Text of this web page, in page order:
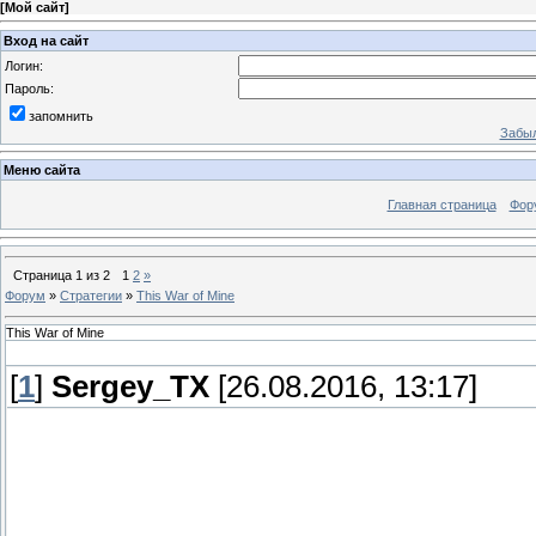
[Мой сайт]
Вход на сайт
Логин:
Пароль:
запомнить
Меню сайта
Главная страница
Страница 1 из 2 1 2 »
Форум » Стратегии » This War of Mine
This War of Mine
[1] Sergey_TX [26.08.2016, 13:17]